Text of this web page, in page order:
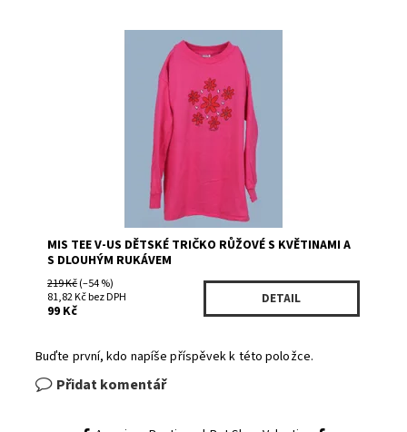
Skladem 1
312PK
MIS TEE V-US
MIS TEE V-US DĚTSKÉ TRIČKO RŮŽOVÉ S KVĚTINAMI A
S DLOUHÝM RUKÁVEM
219 Kč(–54 %)
81,82 Kč bez DPH
99 Kč
DETAIL
Buďte první, kdo napíše příspěvek k této položce.
Přidat komentář